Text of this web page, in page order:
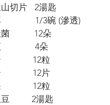
切片   2湯匙
1/3碗 (滲透)
12朵
4朵
12粒
12片
12粒
2湯匙